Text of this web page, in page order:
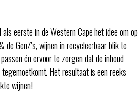
eerste in de Western Cape het idee om op
GenZ's, wijnen in recycleerbaar blik te
én ervoor te zorgen dat de inhoud
Het resultaat is een reeks
wijnen!